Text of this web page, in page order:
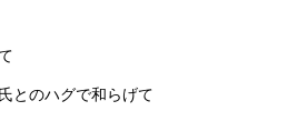
とのハグで和らげて